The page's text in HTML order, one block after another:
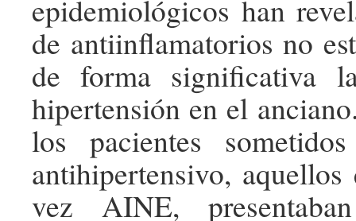
epidemiológicos han
de antiinflamatorios no
de forma significativa
hipertensión en el
los pacientes
antihipertensivo,
vez AINE,